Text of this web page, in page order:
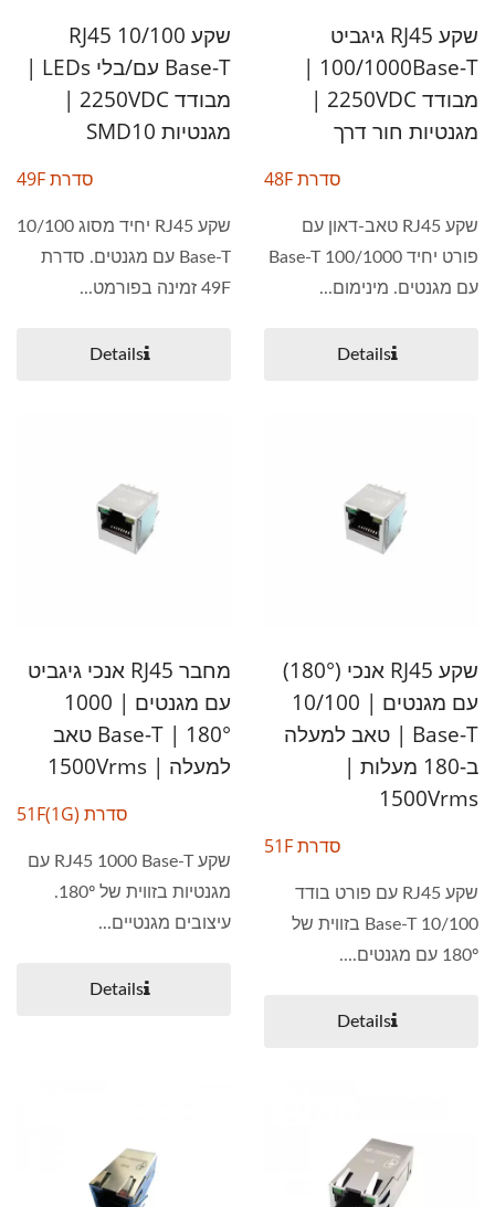
שקע RJ45 גיגביט
100/1000Base-T |
מבודד 2250VDC |
מגנטיות חור דרך
סדרת 48F
שקע RJ45 טאב-דאון עם
פורט יחיד 100/1000 Base-T
עם מגנטים. מינימום...
Details
שקע RJ45 10/100
Base-T עם/בלי LEDs |
מבודד 2250VDC |
מגנטיות SMD10
סדרת 49F
שקע RJ45 יחיד מסוג 10/100
Base-T עם מגנטים. סדרת
49F זמינה בפורמט...
Details
שקע RJ45 אנכי (180°)
עם מגנטים | 10/100
Base-T | טאב למעלה
ב-180 מעלות |
1500Vrms
סדרת 51F
שקע RJ45 עם פורט בודד
10/100 Base-T בזווית של
180º עם מגנטים....
Details
מחבר RJ45 אנכי גיגביט
עם מגנטים | 1000
Base-T | 180° טאב
למעלה | 1500Vrms
סדרת 51F(1G)
שקע RJ45 1000 Base-T עם
מגנטיות בזווית של 180º.
עיצובים מגנטיים...
Details